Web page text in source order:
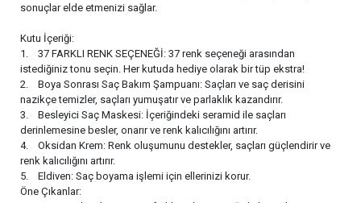
sonuçlar elde etmenizi sağlar.
Kutu İçeriği:
1. 37 FARKLI RENK SEÇENEĞİ: 37 renk seçeneği arasından
istediğiniz tonu seçin. Her kutuda hediye olarak bir tüp ekstra!
2. Boya Sonrası Saç Bakım Şampuanı: Saçları ve saç derisini
nazikçe temizler, saçları yumuşatır ve parlaklık kazandırır.
3. Besleyici Saç Maskesi: İçeriğindeki seramid ile saçları
derinlemesine besler, onarır ve renk kalıcılığını artırır.
4. Oksidan Krem: Renk oluşumunu destekler, saçları güçlendirir ve
renk kalıcılığını artırır.
5. Eldiven: Saç boyama işlemi için ellerinizi korur.
Öne Çıkanlar: